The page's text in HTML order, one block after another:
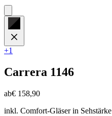
+1
Carrera 1146
ab€ 158,90
inkl. Comfort-Gläser in Sehstärke